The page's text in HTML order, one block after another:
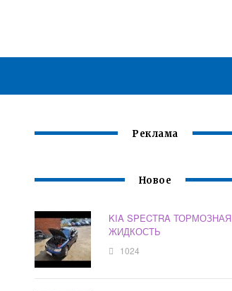
Реклама
Новое
KIA SPECTRA ТОРМОЗНАЯ
ЖИДКОСТЬ
1024